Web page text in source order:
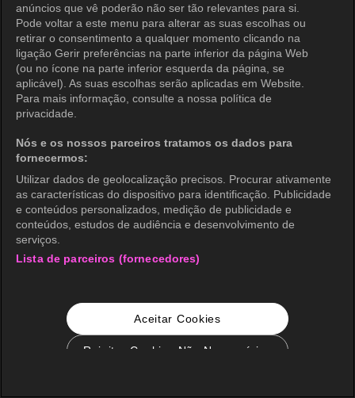
anúncios que vê poderão não ser tão relevantes para si.
Pode voltar a este menu para alterar as suas escolhas ou
retirar o consentimento a qualquer momento clicando na
ligação Gerir preferências na parte inferior da página Web
(ou no ícone na parte inferior esquerda da página, se
aplicável). As suas escolhas serão aplicadas em Website.
Para mais informação, consulte a nossa política de
privacidade.
Nós e os nossos parceiros tratamos os dados para
fornecermos:
Utilizar dados de geolocalização precisos. Procurar ativamente
as características do dispositivo para identificação. Publicidade
e conteúdos personalizados, medição de publicidade e
conteúdos, estudos de audiência e desenvolvimento de
serviços.
Lista de parceiros (fornecedores)
Aceitar Cookies
Rejeitar Cookies Não Necessários